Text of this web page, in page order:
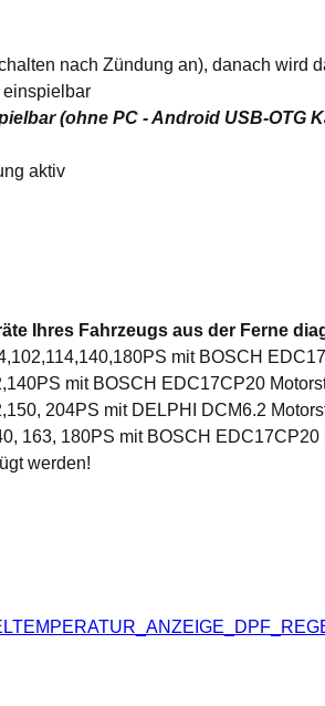
nach Zündung an), danach wird
einspielbar
(ohne PC - Android USB-OTG
aktiv
Ihres Fahrzeugs aus der Ferne
mit BOSCH
mit BOSCH EDC17CP20
204PS mit DELPHI DCM6.2
163, 180PS mit BOSCH EDC17CP20
werden!